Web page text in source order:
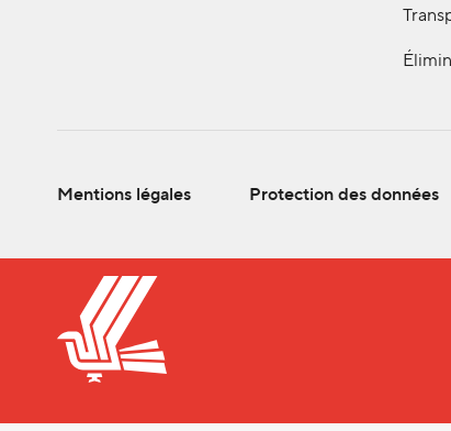
Mentions légales Protection des données